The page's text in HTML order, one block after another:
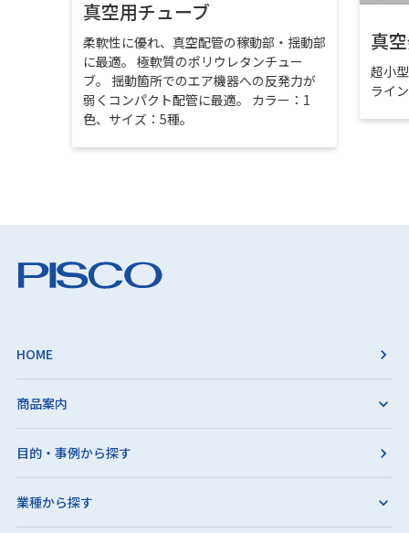
真空用チューブ
柔軟性に優れ、真空配管の稼動部・揺動部
に最適。 極軟質のポリウレタンチュー
ブ。 揺動箇所でのエア機器への反発力が
弱くコンパクト配管に最適。 カラー：1
色、サイズ：5種。
真
超小
ライ
HOME
商品案内
目的・事例から探す
業種から探す